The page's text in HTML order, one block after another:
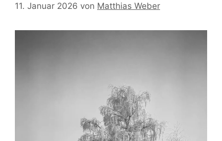
11. Januar 2026 von Matthias Weber